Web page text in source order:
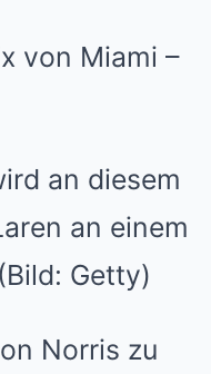
an diesem
an einem
(Bild: Getty)
Norris zu